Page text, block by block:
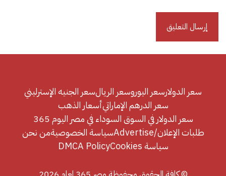
سعر الدولارسعر اليوروسعر الريالسعر الجنيه الإسترليني
سعر الدرهم الإماراتيأسعار الذهب
سعر الدولار في السوق السوداء في مصر اليوم 365
طلبات الإعلان/Advertise
سياسة الخصوصيةمن نحن
سياسة Cookies
DMCA Policy